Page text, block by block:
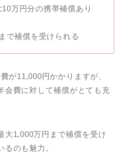
万円分の携帯補償あり
で補償を受けられる
が11,000円かかりますが、
会費に対して補償がとても充
大1,000万円まで補償を受け
るのも魅力。